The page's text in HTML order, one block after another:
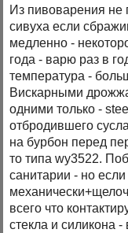
Из пивоварения не
сивуха если
медленно -
года - варю раз в
температура -
Вискарными
одними только -
отбродившего
на бурбон перед
то типа wy3522.
санитарии - но
всего что
стекла и силикона